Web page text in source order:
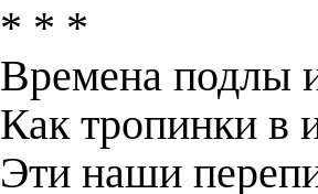
* * *
Времена подлы
Как тропинки в
Эти наши